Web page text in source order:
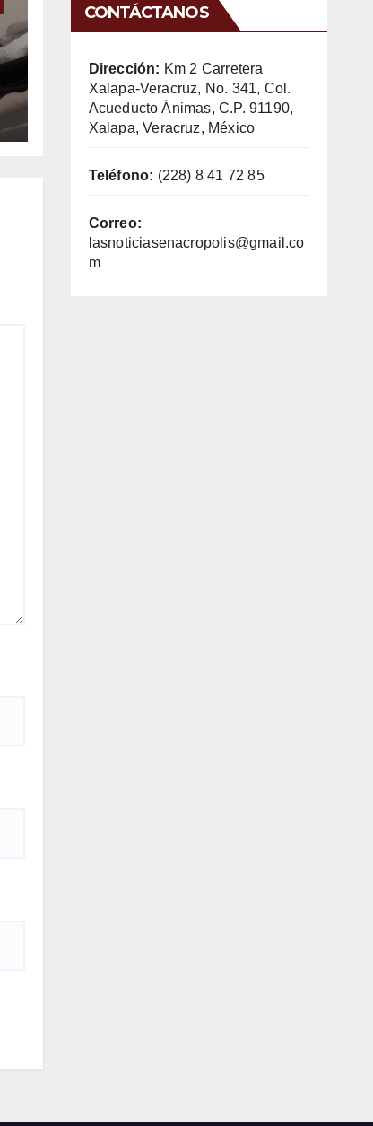
CONTÁCTANOS
Dirección: Km 2 Carretera
Xalapa-Veracruz, No. 341, Col.
Acueducto Ánimas, C.P. 91190,
Xalapa, Veracruz, México
Teléfono: (228) 8 41 72 85
Correo:
lasnoticiasenacropolis@gmail.co
m